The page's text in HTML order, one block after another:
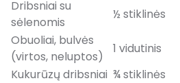
Dribsniai su
sėlenomis
½ stiklinės
Obuoliai, bulvės
(virtos, neluptos)
1 vidutinis
Kukurūzų dribsniai ¾ stiklinės